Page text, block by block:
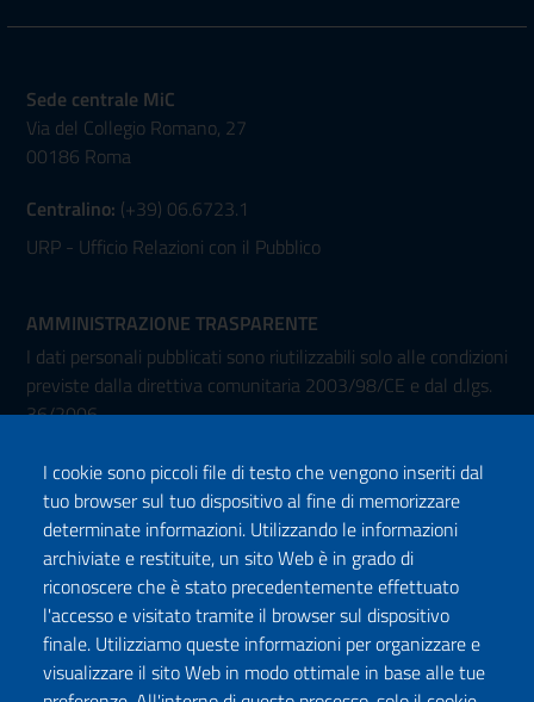
Sede centrale MiC
Via del Collegio Romano, 27
00186 Roma
Centralino: (+39) 06.6723.1
URP - Ufficio Relazioni con il Pubblico
AMMINISTRAZIONE TRASPARENTE
I dati personali pubblicati sono riutilizzabili solo alle condizioni
previste dalla direttiva comunitaria 2003/98/CE e dal d.lgs.
36/2006
Seguici su:
FacebookTwitter InstagramYoutubeTikTok Podcast
I cookie sono piccoli file di testo che vengono inseriti dal
tuo browser sul tuo dispositivo al fine di memorizzare
determinate informazioni. Utilizzando le informazioni
archiviate e restituite, un sito Web è in grado di
riconoscere che è stato precedentemente effettuato
l'accesso e visitato tramite il browser sul dispositivo
finale. Utilizziamo queste informazioni per organizzare e
visualizzare il sito Web in modo ottimale in base alle tue